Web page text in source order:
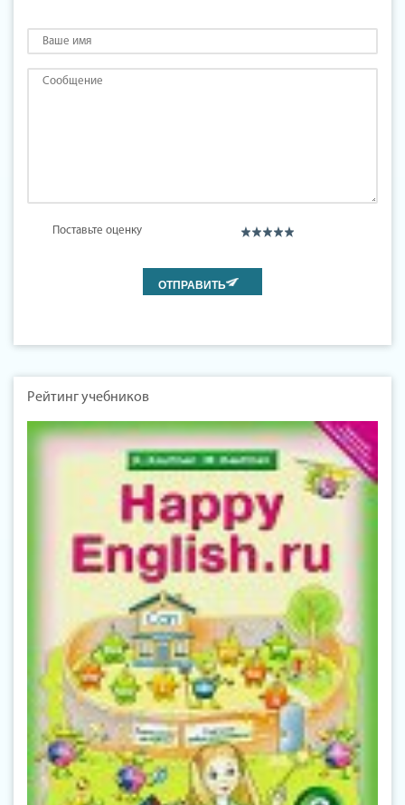
Поставьте оценку
Рейтинг учебников